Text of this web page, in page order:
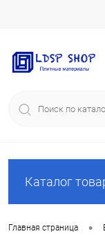
Каталог
Главная страница •